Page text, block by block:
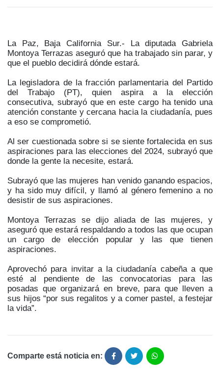
La Paz, Baja California Sur.- La diputada Gabriela
Montoya Terrazas aseguró que ha trabajado sin parar, y
que el pueblo decidirá dónde estará.
La legisladora de la fracción parlamentaria del Partido
del Trabajo (PT), quien aspira a la elección
consecutiva, subrayó que en este cargo ha tenido una
atención constante y cercana hacia la ciudadanía, pues
a eso se comprometió.
Al ser cuestionada sobre si se siente fortalecida en sus
aspiraciones para las elecciones del 2024, subrayó que
donde la gente la necesite, estará.
Subrayó que las mujeres han venido ganando espacios,
y ha sido muy difícil, y llamó al género femenino a no
desistir de sus aspiraciones.
Montoya Terrazas se dijo aliada de las mujeres, y
aseguró que estará respaldando a todos las que ocupan
un cargo de elección popular y las que tienen
aspiraciones.
Aprovechó para invitar a la ciudadanía cabeña a que
esté al pendiente de las convocatorias para las
posadas que organizará en breve, para que lleven a
sus hijos “por sus regalitos y a comer pastel, a festejar
la vida”.
Comparte está noticia en: